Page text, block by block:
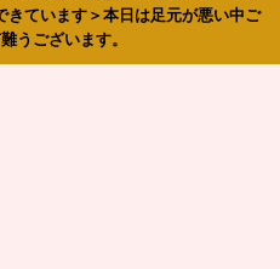
きています＞本日は足元が悪い中ご
うございます。